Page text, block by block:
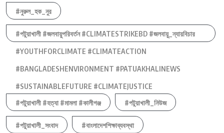
#নুরুল_হক_নুর
#পটুয়াখালী #জলবায়ুপরিবর্তন #CLIMATESTRIKEBD #জলবায়ু_ন্যায়বিচার
#YOUTHFORCLIMATE #CLIMATEACTION
#BANGLADESHENVIRONMENT #PATUAKHALINEWS
#SUSTAINABLEFUTURE #CLIMATEJUSTICE
#পটুয়াখালী #হত্যা #মামলা #কালীগঞ্জ
#পটুয়াখালী_নিউজ
#পটুয়াখালী_সংবাদ #বাংলাদেশশিক্ষাব্যবস্থা